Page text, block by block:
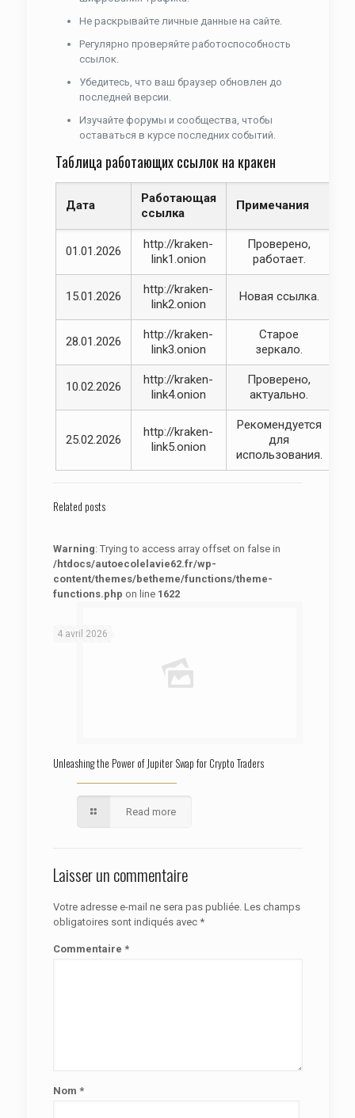
Не раскрывайте личные данные на сайте.
Регулярно проверяйте работоспособность
ссылок.
Убедитесь, что ваш браузер обновлен до
последней версии.
Изучайте форумы и сообщества, чтобы
оставаться в курсе последних событий.
Таблица работающих ссылок на кракен
Дата
Работающая
ссылка
Примечания
01.01.2026
http://kraken-
link1.onion
Проверено,
работает.
15.01.2026
http://kraken-
link2.onion
Новая ссылка.
28.01.2026
http://kraken-
link3.onion
Старое
зеркало.
10.02.2026
http://kraken-
link4.onion
Проверено,
актуально.
25.02.2026
http://kraken-
link5.onion
Рекомендуется
для
использования.
Related posts
Warning: Trying to access array offset on false in
/htdocs/autoecolelavie62.fr/wp-
content/themes/betheme/functions/theme-
functions.php on line 1622
4 avril 2026
Unleashing the Power of Jupiter Swap for Crypto Traders
Read more
Laisser un commentaire
Votre adresse e-mail ne sera pas publiée. Les champs
obligatoires sont indiqués avec *
Commentaire *
Nom *